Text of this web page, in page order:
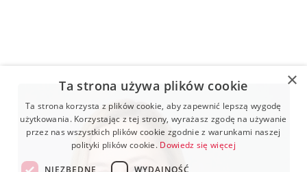
×
Ta strona używa plików cookie
Ta strona korzysta z plików cookie, aby zapewnić lepszą wygodę
użytkowania. Korzystając z tej strony, wyrażasz zgodę na używanie
przez nas wszystkich plików cookie zgodnie z warunkami naszej
polityki plików cookie. Dowiedz się więcej
NIEZBĘDNE WYDAJNOŚĆ